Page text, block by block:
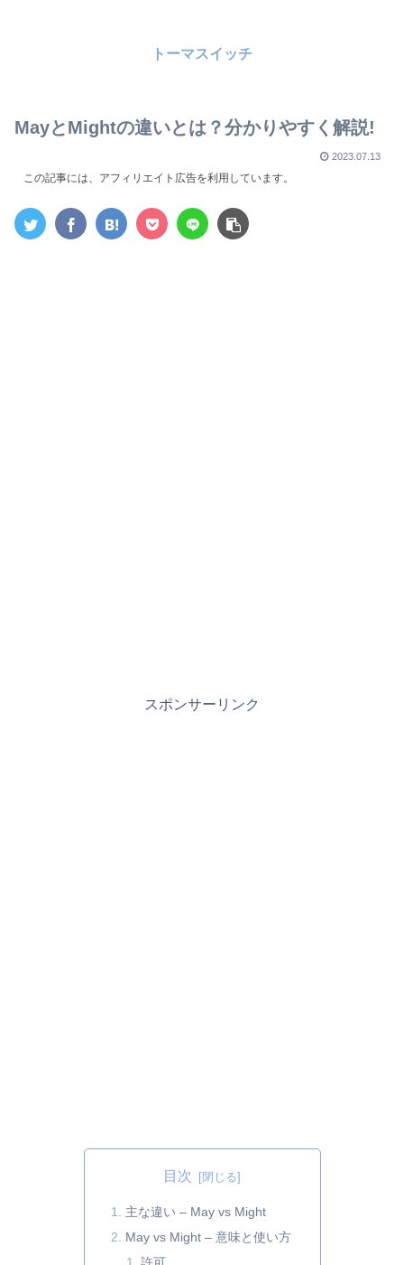
トーマスイッチ
MayとMightの違いとは？分かりやすく解説!
2023.07.13
この記事には、アフィリエイト広告を利用しています。
スポンサーリンク
目次
主な違い – May vs Might
May vs Might – 意味と使い方